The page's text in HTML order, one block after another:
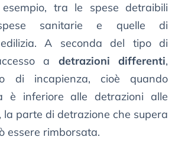
tra le spese detraibili
sanitarie e quelle di
edilizia. A seconda del tipo di
a detrazioni differenti,
di incapienza, cioè quando
è inferiore alle detrazioni alle
la parte di detrazione che supera
essere rimborsata.